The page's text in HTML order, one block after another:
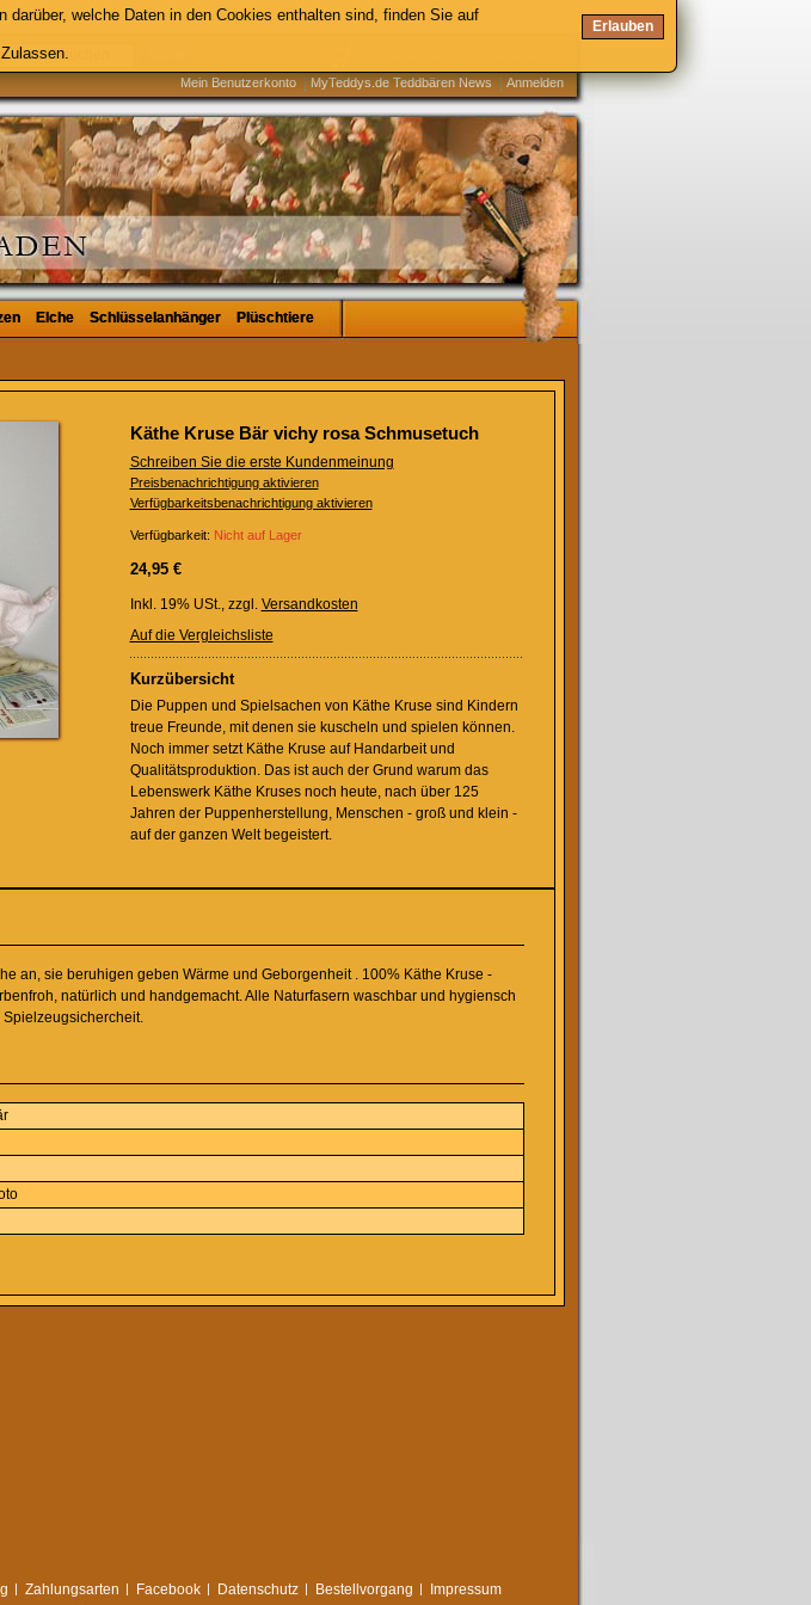
Elche Schlüsselanhänger Plüschtiere
Elche Schlüsselanhänger Plüschtiere
Mein Benutzerkonto MyTeddys.de Teddbären News Anmelden
Käthe Kruse Bär vichy rosa Schmusetuch
Schreiben Sie die erste Kundenmeinung
Preisbenachrichtigung aktivieren
Verfügbarkeitsbenachrichtigung aktivieren
Verfügbarkeit: Nicht auf Lager
24,95 €
Inkl. 19% USt., zzgl. Versandkosten
Auf die Vergleichsliste
Kurzübersicht
Die Puppen und Spielsachen von Käthe Kruse sind Kindern
treue Freunde, mit denen sie kuscheln und spielen können.
Noch immer setzt Käthe Kruse auf Handarbeit und
Qualitätsproduktion. Das ist auch der Grund warum das
Lebenswerk Käthe Kruses noch heute, nach über 125
Jahren der Puppenherstellung, Menschen - groß und klein -
auf der ganzen Welt begeistert.
an, sie beruhigen geben Wärme und Geborgenheit . 100% Käthe Kruse -
natürlich und handgemacht. Alle Naturfasern waschbar und hygiensch
Zahlungsarten Facebook Datenschutz Bestellvorgang
Impressum
welche Daten in den Cookies enthalten sind, finden Sie auf
Erlauben